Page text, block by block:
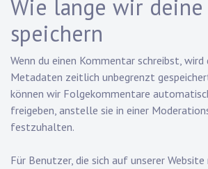
Wie lange wir deine
speichern
Wenn du einen Kommentar schreibst, wird
Metadaten zeitlich unbegrenzt
können wir Folgekommentare
freigeben, anstelle sie in einer
festzuhalten.
Für Benutzer, die sich auf unserer